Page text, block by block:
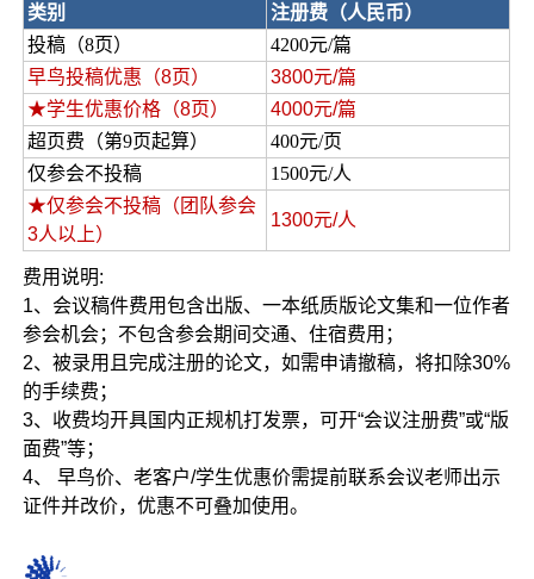
类别
注册费（人民币）
投稿（8页）
4200元/篇
早鸟投稿优惠（8页）
3800元/篇
★学生优惠价格（8页）
4000元/篇
超页费（第9页起算）
400元/页
仅参会不投稿
1500元/人
★仅参会不投稿（团队参会
3人以上）
1300元/人
费用说明:
1、会议稿件费用包含出版、一本纸质版论文集和一位作者
参会机会；不包含参会期间交通、住宿费用；
2、被录用且完成注册的论文，如需申请撤稿，将扣除30%
的手续费；
3、收费均开具国内正规机打发票，可开“会议注册费”或“版
面费”等；
4、 早鸟价、老客户/学生优惠价需提前联系会议老师出示
证件并改价，优惠不可叠加使用。